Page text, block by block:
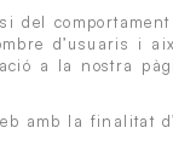
del
d’usuaris i
a la nostra
amb la finalitat